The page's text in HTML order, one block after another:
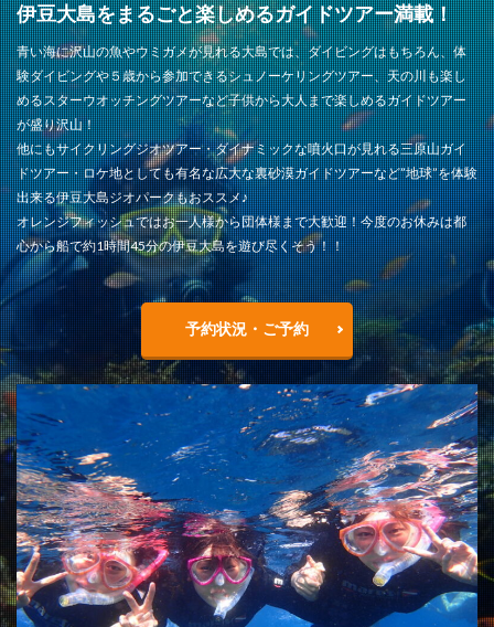
伊豆大島をまるごと楽しめるガイドツアー満載！
青い海に沢山の魚やウミガメが見れる大島では、ダイビングはもちろん、体
験ダイビングや５歳から参加できるシュノーケリングツアー、天の川も楽し
めるスターウオッチングツアーなど子供から大人まで楽しめるガイドツアー
が盛り沢山！
他にもサイクリングジオツアー・ダイナミックな噴火口が見れる三原山ガイ
ドツアー・ロケ地としても有名な広大な裏砂漠ガイドツアーなど”地球”を体験
出来る伊豆大島ジオパークもおススメ♪
オレンジフィッシュではお一人様から団体様まで大歓迎！今度のお休みは都
心から船で約1時間45分の伊豆大島を遊び尽くそう！！
予約状況・ご予約